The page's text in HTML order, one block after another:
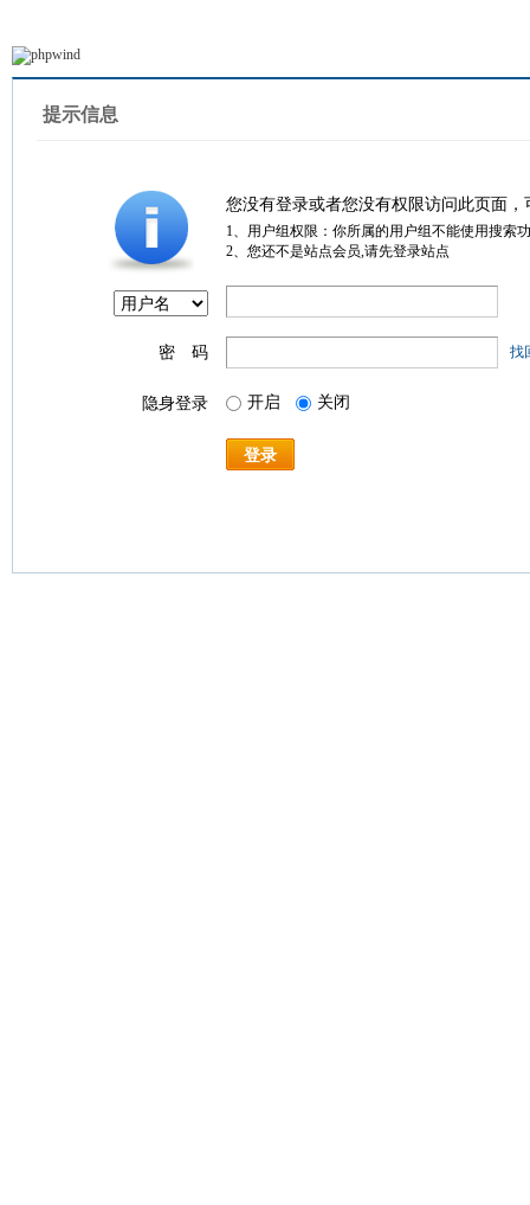
提示信息
您没有登录或者您没有权限访问此页面
1、用户组权限：你所属的用户组不能使用搜索
2、您还不是站点会员,请先登录站点
密 码 找
隐身登录 开启 关闭
登录